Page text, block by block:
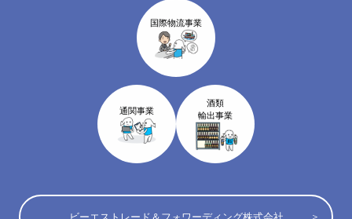
国際物流事業
通関事業
酒類
輸出事業